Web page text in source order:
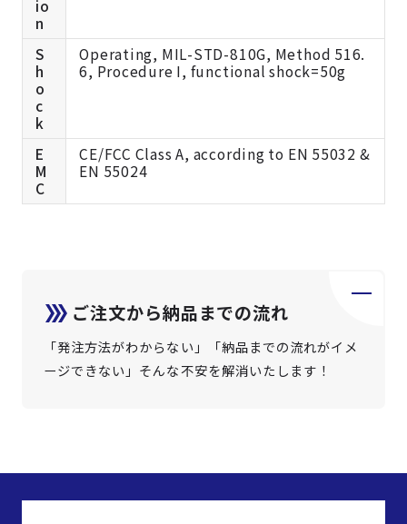
io
n
S
h
o
c
k
Operating, MIL-STD-810G, Method 516.
6, Procedure I, functional shock=50g
E
M
C
CE/FCC Class A, according to EN 55032 &
EN 55024
ご注文から納品までの流れ
「発注方法がわからない」「納品までの流れがイメ
ージできない」そんな不安を解消いたします！